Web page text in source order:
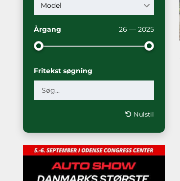
Model
Årgang 26 — 2025
Fritekst søgning
Nulstil